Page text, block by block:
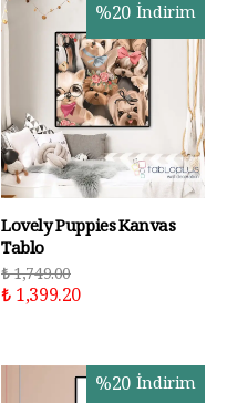
%20 İndirim
Lovely Puppies Kanvas
Tablo
₺ 1,749.00
₺ 1,399.20
%20 İndirim